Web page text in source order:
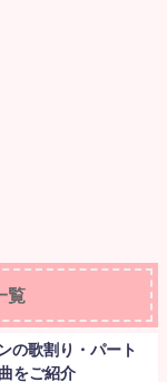
覧
の歌割り・パート
をご紹介